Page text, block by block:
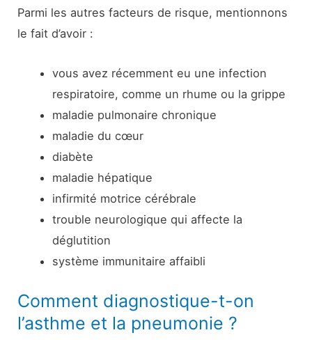
Parmi les autres facteurs de risque, mentionnons
le fait d’avoir :
vous avez récemment eu une infection
respiratoire, comme un rhume ou la grippe
maladie pulmonaire chronique
maladie du cœur
diabète
maladie hépatique
infirmité motrice cérébrale
trouble neurologique qui affecte la
déglutition
système immunitaire affaibli
Comment diagnostique-t-on
l’asthme et la pneumonie ?